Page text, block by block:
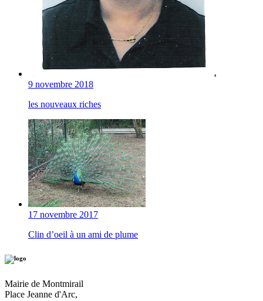
9 novembre 2018
les nouveaux riches
17 novembre 2017
Clin d’oeil à un ami de plume
Mairie de Montmirail
Place Jeanne d'Arc,